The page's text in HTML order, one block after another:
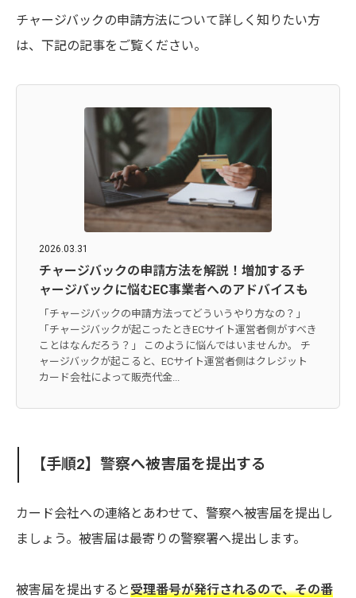
チャージバックの申請方法について詳しく知りたい方
は、下記の記事をご覧ください。
2026.03.31
チャージバックの申請方法を解説！増加するチ
ャージバックに悩むEC事業者へのアドバイスも
「チャージバックの申請方法ってどういうやり方なの？」
「チャージバックが起こったときECサイト運営者側がすべき
ことはなんだろう？」 このように悩んではいませんか。 チ
ャージバックが起こると、ECサイト運営者側はクレジット
カード会社によって販売代金...
【手順2】警察へ被害届を提出する
カード会社への連絡とあわせて、警察へ被害届を提出し
ましょう。被害届は最寄りの警察署へ提出します。
被害届を提出すると受理番号が発行されるので、その番